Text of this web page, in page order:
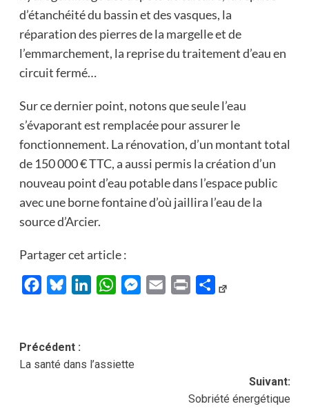
d’étanchéité du bassin et des vasques, la
réparation des pierres de la margelle et de
l’emmarchement, la reprise du traitement d’eau en
circuit fermé…
Sur ce dernier point, notons que seule l’eau
s’évaporant est remplacée pour assurer le
fonctionnement. La rénovation, d’un montant total
de 150 000 € TTC, a aussi permis la création d’un
nouveau point d’eau potable dans l’espace public
avec une borne fontaine d’où jaillira l’eau de la
source d’Arcier.
Partager cet article :
FacebookBlueskyLinkedInWhatsAppMessenger
Email Print Partager
Navigation
d’article
Précédent :
La santé dans l’assiette
Suivant:
Sobriété énergétique